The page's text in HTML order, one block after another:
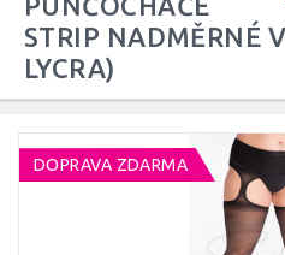
STRIP NADMĚRNÉ
LYCRA)
DOPRAVA ZDARMA